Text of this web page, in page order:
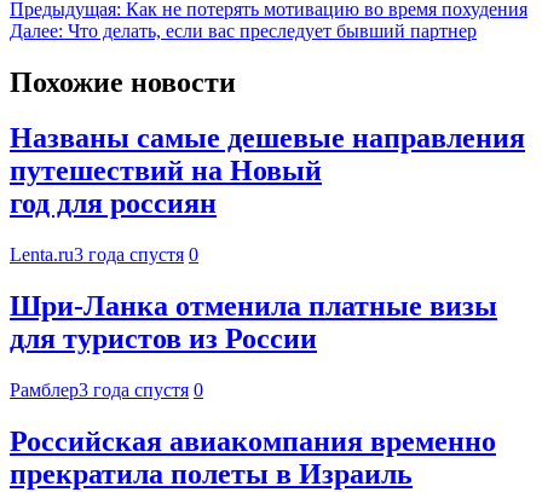
Предыдущая: Как не потерять мотивацию во время похудения
Далее: Что делать, если вас преследует бывший партнер
Похожие новости
Названы самые дешевые направления
путешествий на Новый
год для россиян
Lenta.ru3 года спустя 0
Шри-Ланка отменила платные визы
для туристов из России
Рамблер3 года спустя 0
Российская авиакомпания временно
прекратила полеты в Израиль